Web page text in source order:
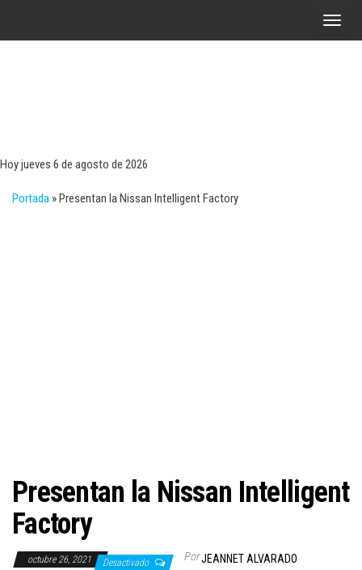
A
Hoy jueves 6 de agosto de 2026
Portada »Presentan la Nissan Intelligent Factory
Presentan la Nissan Intelligent
Factory
octubre 26, 2021 Desactivado PorJEANNET ALVARADO